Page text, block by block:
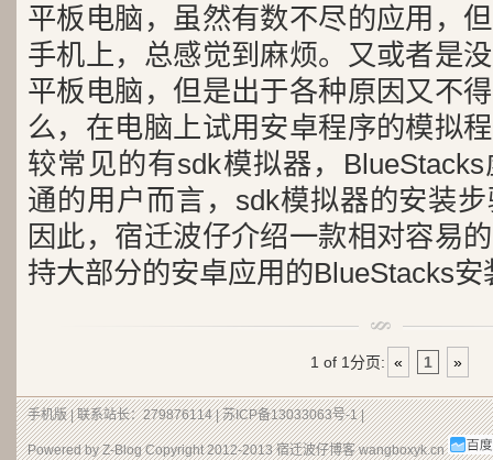
平板电脑，虽然有数不尽的应用，
手机上，总感觉到麻烦。又或者是
平板电脑，但是出于各种原因又不
么，在电脑上试用安卓程序的模拟
较常见的有sdk模拟器，
通的用户而言，sdk模拟器的安装
因此，宿迁波仔介绍一款相对容易
持大部分的安卓应用的BlueStacks
1 of 1分页: « 1 »
手机版| 联系站长：279876114 |苏ICP备13033063号-1|
Powered by Z-Blog Copyright 2012-2013宿迁波仔博客wangboxyk.cn